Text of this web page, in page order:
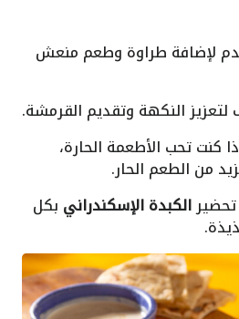
لإضافة طراوة وطعم منعش
كنت تحب الأطعمة الحارة،
من الطعم الحار.
الكبدة الإسكندراني بكل